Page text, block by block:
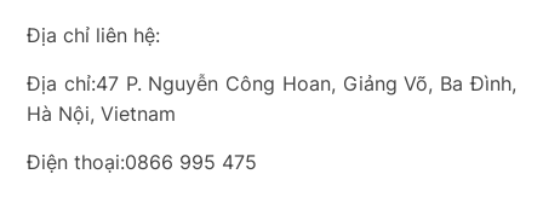
Địa chỉ liên hệ:
Địa chỉ:47 P. Nguyễn Công Hoan, Giảng Võ, Ba Đình,
Hà Nội, Vietnam
Điện thoại:0866 995 475